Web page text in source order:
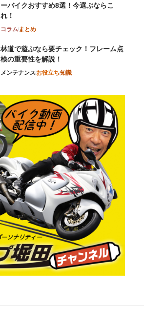
ーバイクおすすめ8選！今選ぶならこ
れ！
コラムまとめ
林道で遊ぶなら要チェック！フレーム点
検の重要性を解説！
メンテナンスお役立ち知識